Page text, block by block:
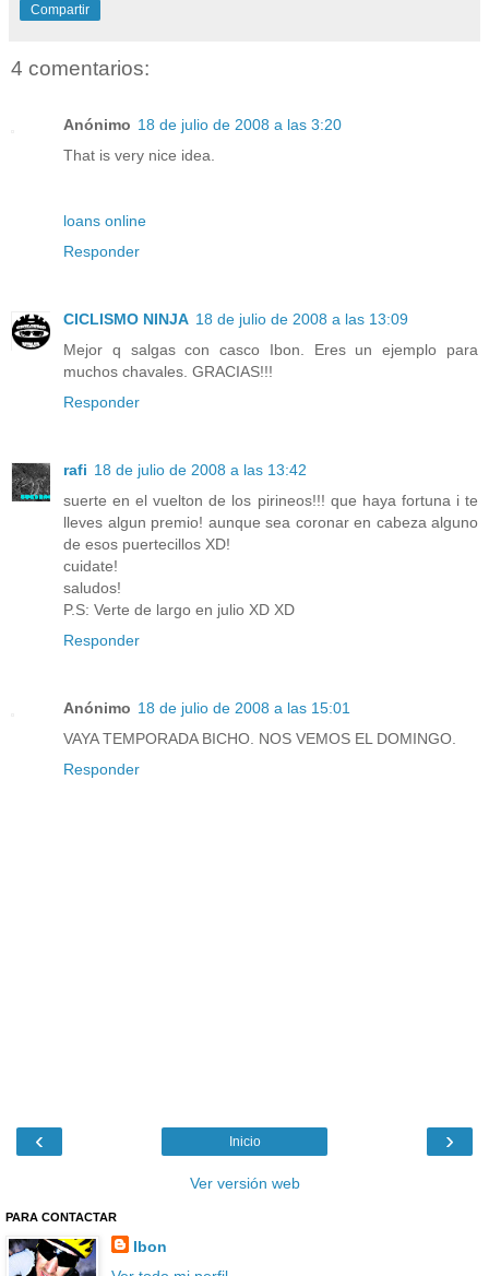
Compartir
4 comentarios:
Anónimo 18 de julio de 2008 a las 3:20
That is very nice idea.
loans online
Responder
CICLISMO NINJA 18 de julio de 2008 a las 13:09
Mejor q salgas con casco Ibon. Eres un ejemplo para
muchos chavales. GRACIAS!!!
Responder
rafi 18 de julio de 2008 a las 13:42
suerte en el vuelton de los pirineos!!! que haya fortuna i te
lleves algun premio! aunque sea coronar en cabeza alguno
de esos puertecillos XD!
cuidate!
saludos!
P.S: Verte de largo en julio XD XD
Responder
Anónimo 18 de julio de 2008 a las 15:01
VAYA TEMPORADA BICHO. NOS VEMOS EL DOMINGO.
Responder
‹ ›
Inicio
Ver versión web
PARA CONTACTAR
Ibon